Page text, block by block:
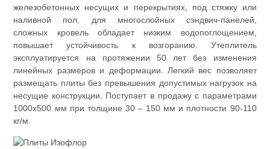
железобетонных несущих и перекрытиях, под стяжку или
наливной пол, для многослойных сэндвич-панелей,
сложных кровель обладает низким водопоглощением,
повышает устойчивость к возгоранию. Утеплитель
эксплуатируется на протяжении 50 лет без изменения
линейных размеров и деформации. Легкий вес позволяет
размещать плиты без превышения допустимых нагрузок на
несущие конструкции. Поступает в продажу с параметрами
1000х500 мм при толщине 30 – 150 мм и плотности 90-110
кг/м.